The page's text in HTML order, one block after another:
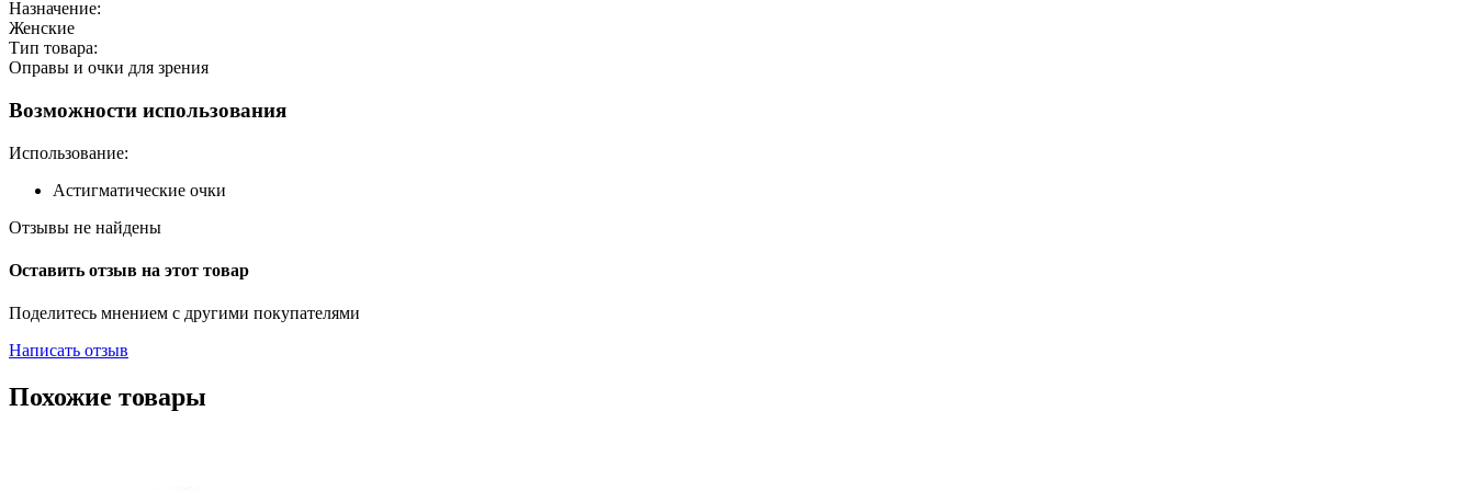
Назначение:
Женские
Тип товара:
Оправы и очки для зрения
Возможности использования
Использование:
Астигматические очки
Отзывы не найдены
Оставить отзыв на этот товар
Поделитесь мнением с другими покупателями
Написать отзыв
Похожие товары